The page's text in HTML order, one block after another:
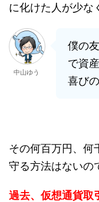
に化けた人が少な
中山ゆう
僕の
で資
喜び
その何百万円、何
守る方法はないの
過去、仮想通貨取